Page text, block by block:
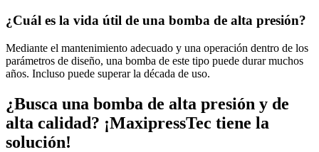
¿Cuál es la vida útil de una bomba de alta presión?
Mediante el mantenimiento adecuado y una operación dentro de los
parámetros de diseño, una bomba de este tipo puede durar muchos
años. Incluso puede superar la década de uso.
¿Busca una bomba de alta presión y de
alta calidad? ¡MaxipressTec tiene la
solución!